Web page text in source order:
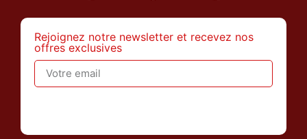
Rejoignez notre newsletter et recevez nos
offres exclusives